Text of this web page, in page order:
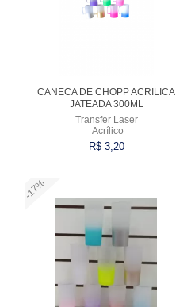
CANECA DE CHOPP ACRILICA
JATEADA 300ML
Transfer Laser
Acrílico
R$ 3,20
-17%